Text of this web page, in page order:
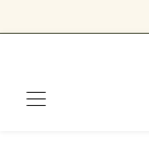
Zum Hauptinhalt